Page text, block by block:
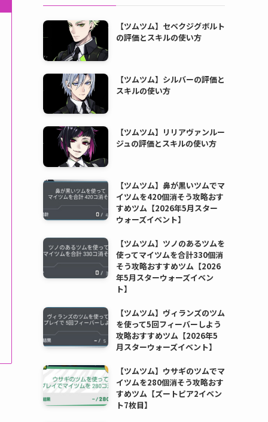
【ツムツム】セベクジグボルト
の評価とスキルの使い方
【ツムツム】シルバーの評価と
スキルの使い方
【ツムツム】リリアヴァンルー
ジュの評価とスキルの使い方
【ツムツム】鼻が黒いツムでマ
イツムを420個消そう攻略おす
すめツム【2026年5月スター
ウォーズイベント】
【ツムツム】ツノのあるツムを
使ってマイツムを合計330個消
そう攻略おすすめツム【2026
年5月スターウォーズイベン
ト】
【ツムツム】ヴィランズのツム
を使って5回フィーバーしよう
攻略おすすめツム【2026年5
月スターウォーズイベント】
【ツムツム】ウサギのツムでマ
イツムを280個消そう攻略おす
すめツム【ズートピア2イベン
ト7枚目】